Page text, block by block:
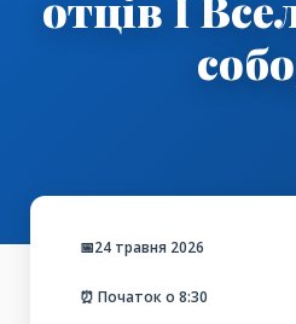
📅24 травня 2026
⏰ Початок о 8:30